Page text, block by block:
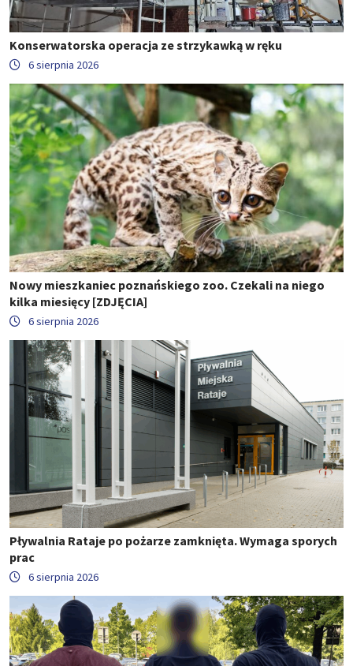
Konserwatorska operacja ze strzykawką w ręku
6 sierpnia 2026
Nowy mieszkaniec poznańskiego zoo. Czekali na niego
kilka miesięcy [ZDJĘCIA]
6 sierpnia 2026
Pływalnia Rataje po pożarze zamknięta. Wymaga sporych
prac
6 sierpnia 2026